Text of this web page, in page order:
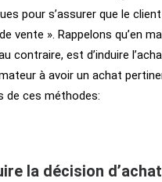
pour s’assurer que le
vente ». Rappelons qu’en
contraire, est d’induire
à avoir un achat
de ces méthodes:
la décision d’achat